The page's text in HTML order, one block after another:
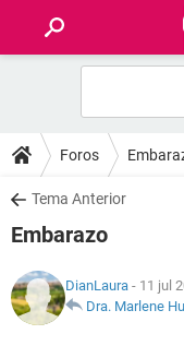
FOROS
SALUD
NUTRICIÓN
Foros
Tema Anterior
Embarazo
DianLaura - 11 jul
Dra. Marlene